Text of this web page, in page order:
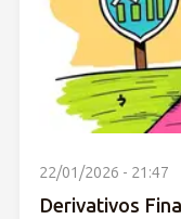
22/01/2026 - 21:47
Derivativos